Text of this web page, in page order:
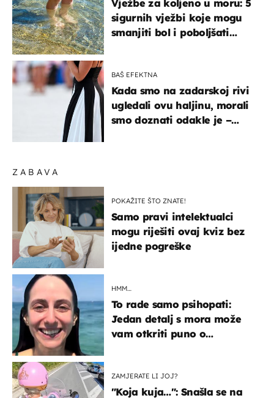
ZABAVA
POKAŽITE ŠTO ZNATE!
Samo pravi intelektualci
mogu riješiti ovaj kviz bez
ijedne pogreške
HMM…
To rade samo psihopati:
Jedan detalj s mora može
vam otkriti puno o
ZAMJERATE LI JOJ?
"Koja kuja…": Snašla se na
Vježbe za koljeno u moru: 5
sigurnih vježbi koje mogu
smanjiti bol i poboljšati
BAŠ EFEKTNA
Kada smo na zadarskoj rivi
ugledali ovu haljinu, morali
smo doznati odakle je –